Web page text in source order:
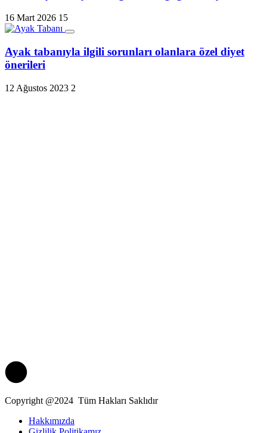
16 Mart 2026 15
Ayak tabanıyla ilgili sorunları olanlara özel diyet
önerileri
12 Ağustos 2023 2
Copyright @2024 Tüm Hakları Saklıdır
Hakkımızda